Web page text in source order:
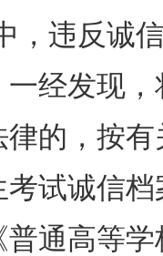
，违反诚
经发现
的，按
试诚信
通高等